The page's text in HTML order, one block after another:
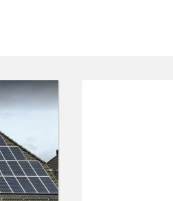
and other technologies on our website. Some
help us to improve this website and your
data can be processed (e.g. IP
and content or ad and content
about the use of your data in our
can revoke or adjust your selection at any